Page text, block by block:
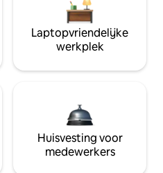
Laptopvriendelijke
werkplek
Huisvesting voor
medewerkers